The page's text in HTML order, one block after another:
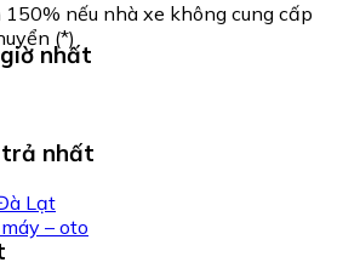
nếu nhà xe không cung cấp
(*)
Lạt
– oto
nhất
trả nhất